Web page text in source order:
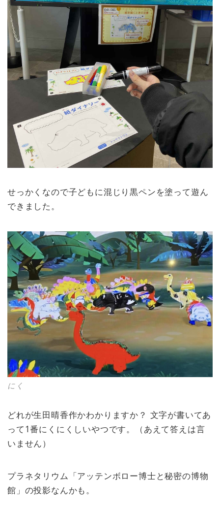
せっかくなので子どもに混じり黒ペンを塗って遊ん
できました。
にく
どれが生田晴香作かわかりますか？ 文字が書いてあ
って1番にくにくしいやつです。（あえて答えは言
いません）
プラネタリウム「アッテンボロー博士と秘密の博物
館」の投影なんかも。